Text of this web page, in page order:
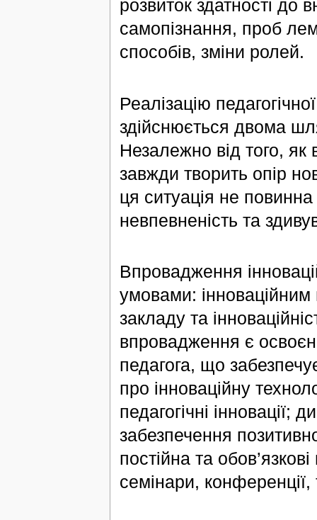
розвиток здатності до
самопізнання, проб
способів, зміни ролей.
Реалізацію
здійснюється двома
Незалежно від того,
завжди творить опір
ця ситуація не
невпевненість та
Впровадження
умовами:
закладу та
впровадження є
педагога, що
про інноваційну
педагогічні інновації;
забезпечення
постійна та
семінари, конференції,